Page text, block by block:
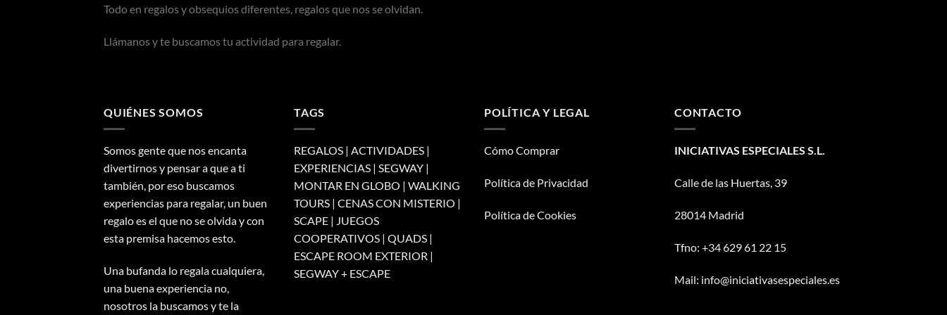
Todo en regalos y obsequios diferentes, regalos que nos se olvidan.
Llámanos y te buscamos tu actividad para regalar.
QUIÉNES SOMOS
Somos gente que nos encanta
divertirnos y pensar a que a ti
también, por eso buscamos
experiencias para regalar, un buen
regalo es el que no se olvida y con
esta premisa hacemos esto.
Una bufanda lo regala cualquiera,
una buena experiencia no,
nosotros la buscamos y te la
TAGS
REGALOS | ACTIVIDADES |
EXPERIENCIAS | SEGWAY |
MONTAR EN GLOBO | WALKING
TOURS | CENAS CON MISTERIO |
SCAPE | JUEGOS
COOPERATIVOS | QUADS |
ESCAPE ROOM EXTERIOR |
SEGWAY + ESCAPE
POLÍTICA Y LEGAL
Cómo Comprar
Política de Privacidad
Política de Cookies
CONTACTO
INICIATIVAS ESPECIALES S.L.
Calle de las Huertas, 39
28014 Madrid
Tfno: +34 629 61 22 15
Mail: info@iniciativasespeciales.es